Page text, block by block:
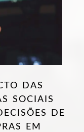
DAS
SOCIAIS
DE
EM